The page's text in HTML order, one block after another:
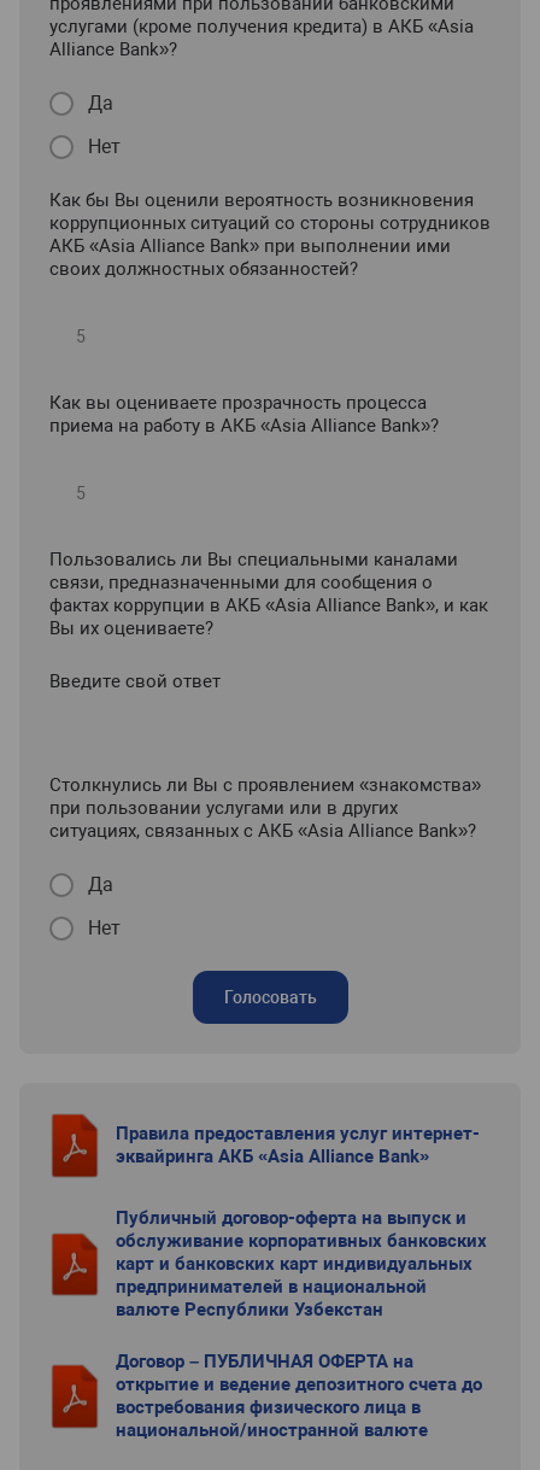
услугами (кроме получения кредита) в АКБ «Asia
Alliance Bank»?
Да
Нет
Как бы Вы оценили вероятность возникновения
коррупционных ситуаций со стороны сотрудников
АКБ «Asia Alliance Bank» при выполнении ими
своих должностных обязанностей?
Как вы оцениваете прозрачность процесса
приема на работу в АКБ «Asia Alliance Bank»?
Пользовались ли Вы специальными каналами
связи, предназначенными для сообщения о
фактах коррупции в АКБ «Asia Alliance Bank», и как
Вы их оцениваете?
Введите свой ответ
Столкнулись ли Вы с проявлением «знакомства»
при пользовании услугами или в других
ситуациях, связанных с АКБ «Asia Alliance Bank»?
Да
Нет
Голосовать
Правила предоставления услуг интернет-
эквайринга АКБ «Asia Alliance Bank»
Публичный договор-оферта на выпуск и
обслуживание корпоративных банковских
карт и банковских карт индивидуальных
предпринимателей в национальной
валюте Республики Узбекстан
Договор – ПУБЛИЧНАЯ ОФЕРТА на
открытие и ведение депозитного счета до
востребования физического лица в
национальной/иностранной валюте